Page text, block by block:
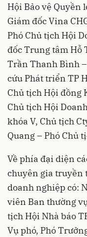
Hội Bảo vệ Quyền
Giám đốc Vina
Phó Chủ tịch Hội
đốc Trung tâm Hỗ
Trần Thanh Bình
cứu Phát triển TP
Chủ tịch Hội đồng
Chủ tịch Hội
khóa V, Chủ tịch
Quang – Phó Chủ
Về phía đại diện
chuyên gia truyền
doanh nghiệp có:
viên Ban thường
tịch Hội Nhà báo
Vụ phó, Phó